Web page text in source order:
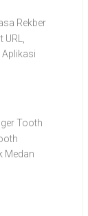
Rekber
Tooth
Medan